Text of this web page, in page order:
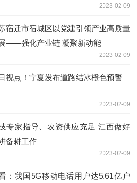
2023-02-09
宿迁市宿城区以党建引领产业高质量
——强化产业链 凝聚新动能
2023-02-09
视点！宁夏发布道路结冰橙色预警
2023-02-09
专家指导、农资供应充足 江西做好
备耕工作
2023-02-09
：我国5G移动电话用户达5.61亿户